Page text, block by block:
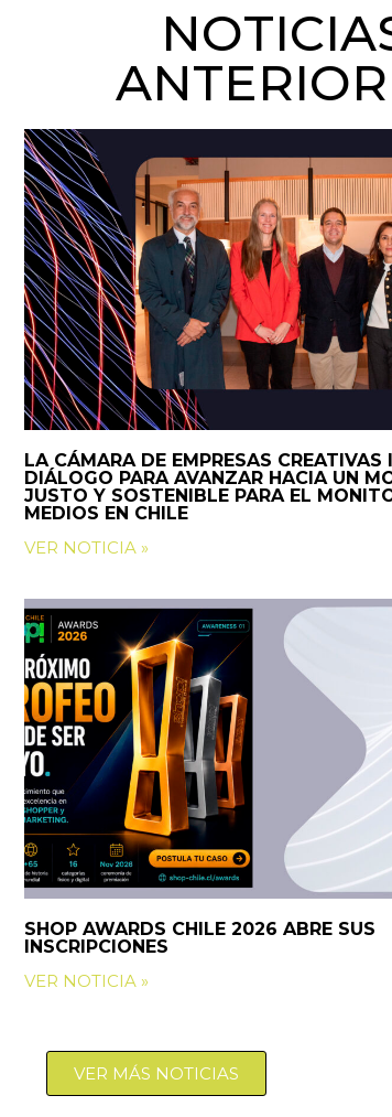
LA CÁMARA DE EMPRESAS CREATIVAS
DIÁLOGO PARA AVANZAR HACIA UN
JUSTO Y SOSTENIBLE PARA EL
MEDIOS EN CHILE
VER NOTICIA »
SHOP AWARDS CHILE 2026 ABRE SUS
INSCRIPCIONES
VER NOTICIA »
VER MÁS NOTICIAS